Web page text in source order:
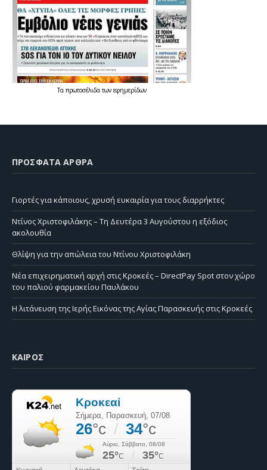
Τα πρωτοσέλιδατων εφημερίδων
ΠΡΌΣΦΑΤΑ ΆΡΘΡΑ
Γιορτές για κάποιους, χρυσή ευκαιρία για τους διαρρήκτες
Ντίνος Χριστοφιλάκης – Τη Δευτέρα 3 Αυγούστου η εξόδιος
ακολουθία
Θλίψη για την απώλεια του Ντίνου Χριστοφιλάκη
Νέα επιχειρηματική αρχή στις Κροκεές – DirectPay Spot στον χώρο
του παλιού φαρμακείου Παυλάκου
Η λιτάνευση της Ιερής Εικόνας της Αγίας Παρασκευής στις Κροκεές
ΚΑΙΡΌΣ